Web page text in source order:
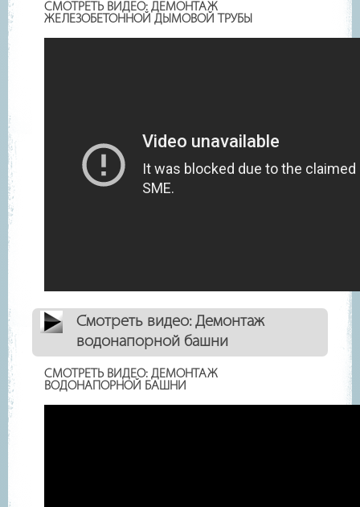
СМОТРЕТЬ ВИДЕО: ДЕМОНТАЖ
ЖЕЛЕЗОБЕТОННОЙ ДЫМОВОЙ ТРУБЫ
Смотреть видео: Демонтаж
водонапорной башни
СМОТРЕТЬ ВИДЕО: ДЕМОНТАЖ
ВОДОНАПОРНОЙ БАШНИ